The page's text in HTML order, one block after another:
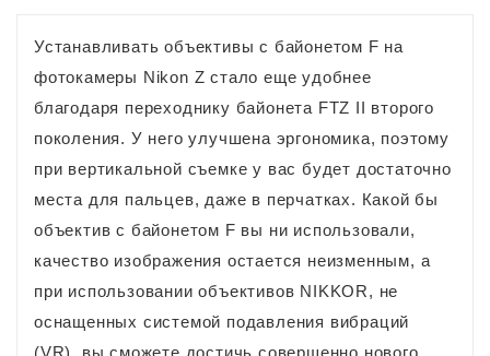
Устанавливать объективы с байонетом F на
фотокамеры Nikon Z стало еще удобнее
благодаря переходнику байонета FTZ II второго
поколения. У него улучшена эргономика, поэтому
при вертикальной съемке у вас будет достаточно
места для пальцев, даже в перчатках. Какой бы
объектив с байонетом F вы ни использовали,
качество изображения остается неизменным, а
при использовании объективов NIKKOR, не
оснащенных системой подавления вибраций